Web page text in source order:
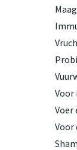
Voor
Voer
Voor